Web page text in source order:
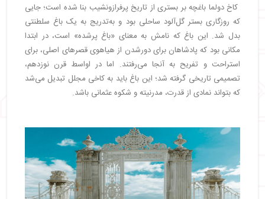
کاخ دولما باغچه بر بستری از تاریخ پرفرازونشیب بنا شده است؛ جایی
که روزگاری بستر گل‌آلود ساحلی بود و به‌تدریج به یک باغ سلطنتی
بدل شد. این باغ که نامش به معنای «باغ پرشده» است، در ابتدا
مکانی بود که پادشاهان برای دورشدن از هیاهوی قصرهای اصلی، برای
استراحت و تفریح به آنجا می‌رفتند. اما در اواسط قرن نوزدهم،
تصمیمی تاریخی گرفته شد؛ این باغ باید به کاخی مجلل تبدیل می‌شد
که بتواند نمادی از قدرت، مدرنیته و شکوه عثمانی باشد.